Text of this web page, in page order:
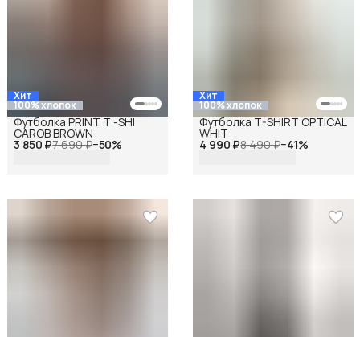
Хит
100% хлопок
3 850 ₽7 690 ₽−50%
Футболка PRINT T -SHI
CAROB BROWN
Хит
100% хлопок
4 990 ₽8 490 ₽−41%
Футболка T-SHIRT OPTICAL
WHIT